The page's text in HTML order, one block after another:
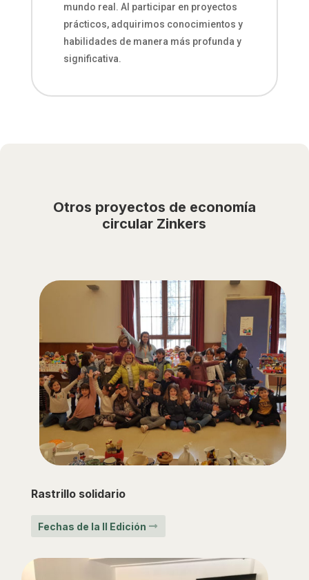
mundo real. Al participar en proyectos
prácticos, adquirimos conocimientos y
habilidades de manera más profunda y
significativa.
Otros proyectos de economía
circular Zinkers
Rastrillo solidario
Fechas de la II Edición